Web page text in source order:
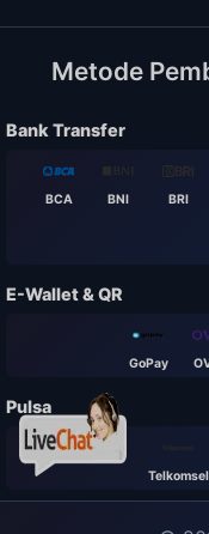
Metode
Bank Transfer
BCA BNI BRI
E-Wallet & QR
GoPay
Pulsa
Telkomsel